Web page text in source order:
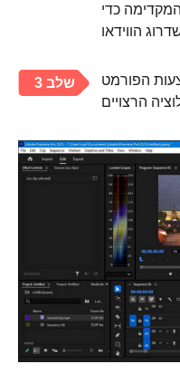
כדי
שלב 3
הפורמט